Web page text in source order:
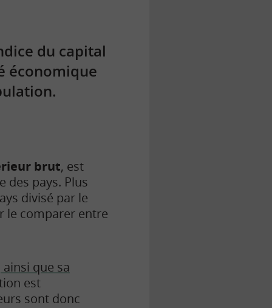
du capital
économique
brut, est
des pays. Plus
divisé par le
le comparer entre
que sa
est
sont donc